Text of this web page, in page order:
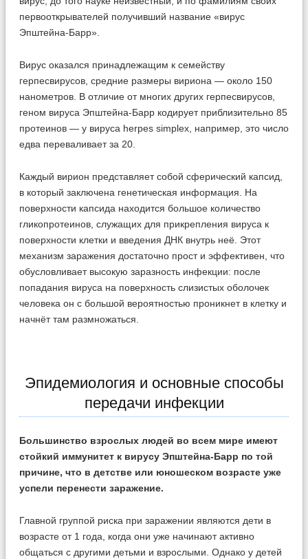
первооткрывателей получивший название «вирус
Эпштейна-Барр».
Вирус оказался принадлежащим к семейству
герпесвирусов, средние размеры вириона — около 150
нанометров. В отличие от многих других герпесвирусов,
геном вируса Эпштейна-Барр кодирует приблизительно 85
протеинов — у вируса herpes simplex, например, это число
едва переваливает за 20.
Каждый вирион представляет собой сферический капсид,
в который заключена генетическая информация. На
поверхности капсида находится большое количество
гликопротеинов, служащих для прикрепления вируса к
поверхности клетки и введения ДНК внутрь неё. Этот
механизм заражения достаточно прост и эффективен, что
обусловливает высокую заразность инфекции: после
попадания вируса на поверхность слизистых оболочек
человека он с большой вероятностью проникнет в клетку и
начнёт там размножаться.
Эпидемиология и основные способы
передачи инфекции
Большинство взрослых людей во всем мире имеют
стойкий иммунитет к вирусу Эпштейна-Барр по той
причине, что в детстве или юношеском возрасте уже
успели перенести заражение.
Главной группой риска при заражении являются дети в
возрасте от 1 года, когда они уже начинают активно
общаться с другими детьми и взрослыми. Однако у детей